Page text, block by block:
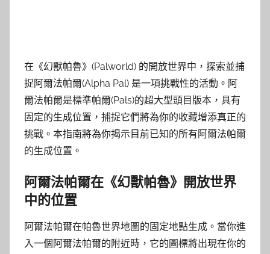
在《幻獸帕魯》(Palworld) 的開放世界中，探索並捕
捉阿爾法帕爾(Alpha Pal) 是一項挑戰性的活動。阿
爾法帕爾是標準帕爾(Pals)的超大型頭目版本，具有
固定的生成位置，捕捉它們將為你的收藏增添真正的
挑戰。本指南將為你揭示目前已知的所有阿爾法帕爾
的生成位置。
阿爾法帕爾在《幻獸帕魯》開放世界
中的位置
阿爾法帕爾在帕魯世界地圖的固定地點生成。當你進
入一個阿爾法帕爾的附近時，它的圖標將出現在你的